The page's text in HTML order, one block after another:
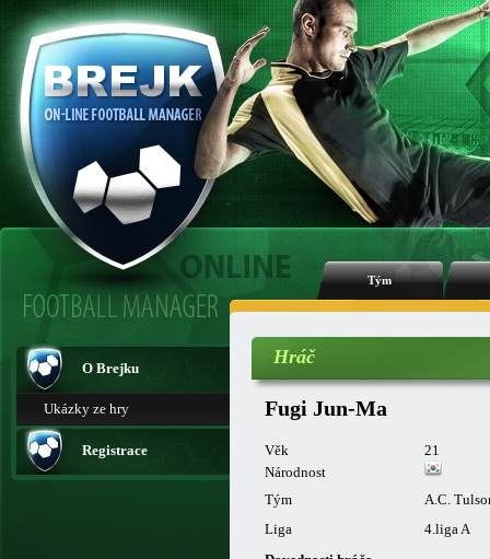
Tým
O Brejku
Ukázky ze hry
Registrace
Hráč
Fugi Jun-Ma
Věk
21
Národnost
Tým
A.C.
Liga
4.liga A